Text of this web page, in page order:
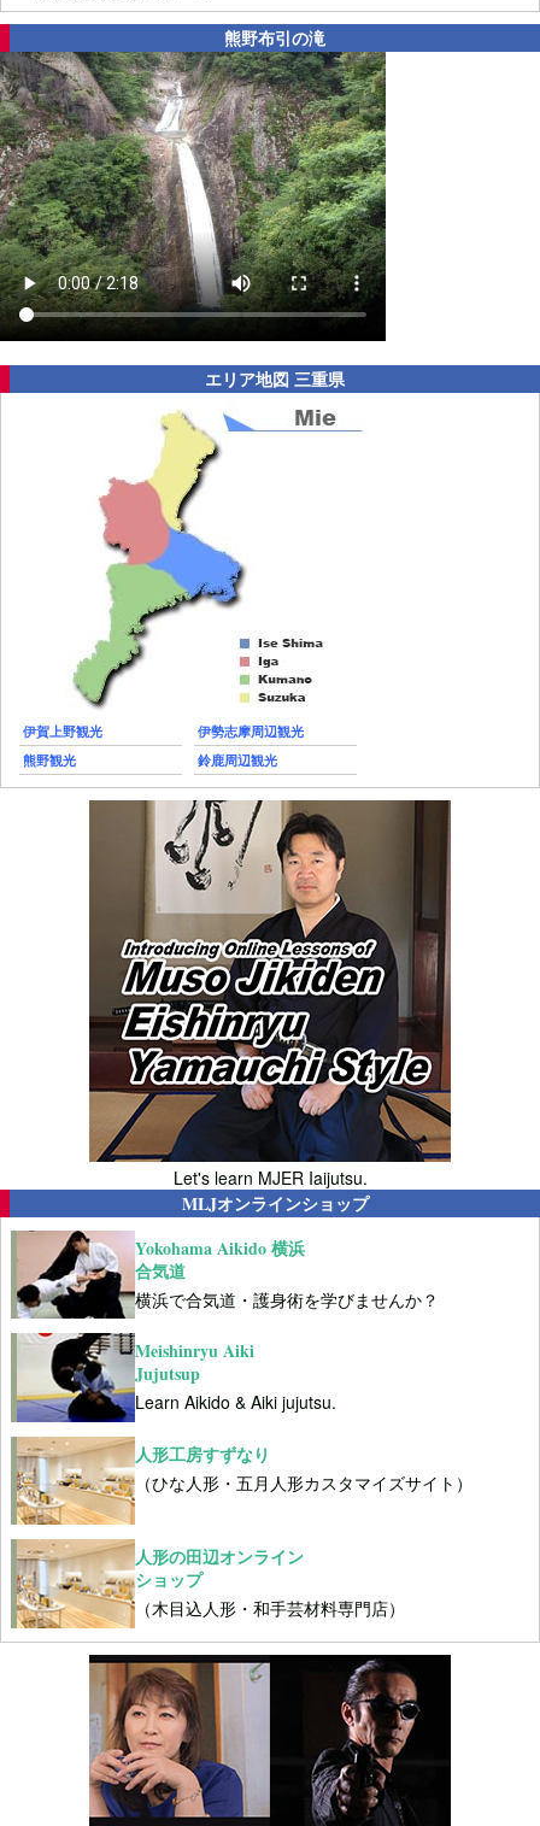
熊野布引の滝
エリア地図 三重県
伊賀上野観光
伊勢志摩周辺観光
熊野観光
鈴鹿周辺観光
Let's learn MJER Iaijutsu.
MLJオンラインショップ
Yokohama Aikido 横浜
合気道
横浜で合気道・護身術を学びませんか？
Meishinryu Aiki
Jujutsup
Learn Aikido & Aiki jujutsu.
人形工房すずなり
（ひな人形・五月人形カスタマイズサイト）
人形の田辺オンライン
ショップ
（木目込人形・和手芸材料専門店）